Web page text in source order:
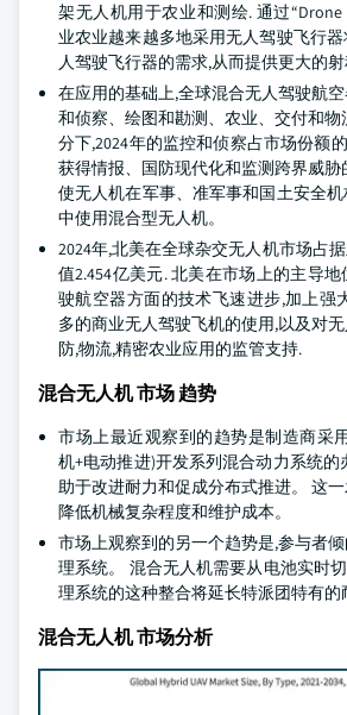
架无人机用于农业和测绘. 通过“Drone
业农业越来越多地采用无人驾驶飞行
人驾驶飞行器的需求,从而提供更大的射
在应用的基础上,全球混合无人驾驶航
和侦察、绘图和勘测、农业、交付和
分下,2024年的监控和侦察占市场份额
获得情报、国防现代化和监测跨界威胁
使无人机在军事、准军事和国土安全
中使用混合型无人机。
2024年,北美在全球杂交无人机市场占
值2.454亿美元. 北美在市场上的主导
驶航空器方面的技术飞速进步,加上强
多的商业无人驾驶飞机的使用,以及对
防,物流,精密农业应用的监管支持.
混合无人机 市场 趋势
市场上最近观察到的趋势是制造商采
机+电动推进)开发系列混合动力系统的
助于改进耐力和促成分布式推进。 这
降低机械复杂程度和维护成本。
市场上观察到的另一个趋势是,参与者
理系统。 混合无人机需要从电池实时
理系统的这种整合将延长特派团特有的
混合无人机 市场分析